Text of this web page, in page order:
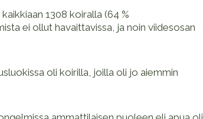
1308 koiralla (64 %
ei ollut havaittavissa, ja noin viidesosan
oli koirilla, joilla oli jo aiemmin